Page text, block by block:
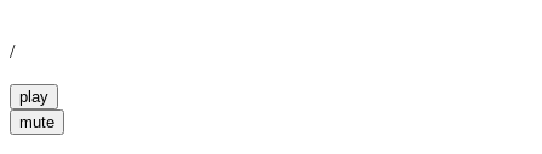
/
play
mute